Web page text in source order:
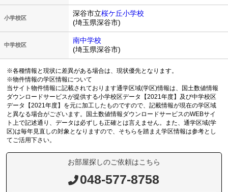
小学校区
深谷市立桜ケ丘小学校
(埼玉県深谷市)
中学校区
南中学校
(埼玉県深谷市)
※各種情報と現状に差異がある場合は、現状優先となります。
※物件情報の学区情報について
当サイト物件情報に記載されております通学区域(学区)情報は、国土数値情報
ダウンロードサービスが提供する小学校区データ【2021年度】及び中学校区
データ【2021年度】を元に加工したものですので、記載情報が現在の学区域
と異なる場合がございます。国土数値情報ダウンロードサービスのWEBサイ
ト上で記述通り、データは必ずしも正確とは言えません。また、通学区域(学
区)は毎年見直しの対象となりますので、そちらを踏まえ学区情報は参考とし
てご活用下さい。
お部屋探しのご依頼はこちら
048-577-8758